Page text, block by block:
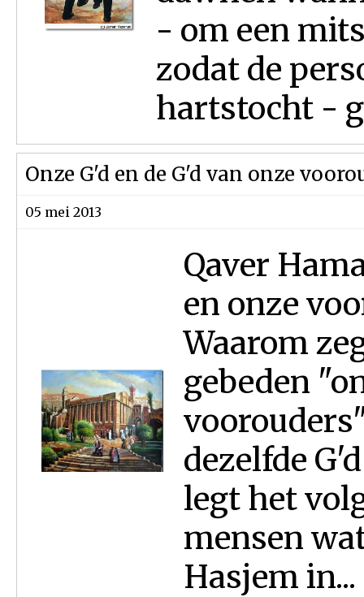
- om een
zodat de
hartstocht -
Onze G'd en de G'd van onze
05 mei 2013
Qaver
en onze
Waarom
gebeden
dezelfde
legt het
mensen
Hasjem in...